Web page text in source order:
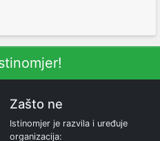
Zašto ne
Istinomjer je razvila i uređuje
organizacija: